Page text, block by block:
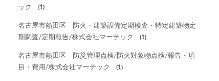
ック
(1)
名古屋市熱田区 防火・建築設備定期検査・特定建築物定
期調査/定期報告/株式会社マーテック
(1)
名古屋市熱田区 防災管理点検/防火対象物点検/報告・項
目・費用/株式会社マーテック
(1)